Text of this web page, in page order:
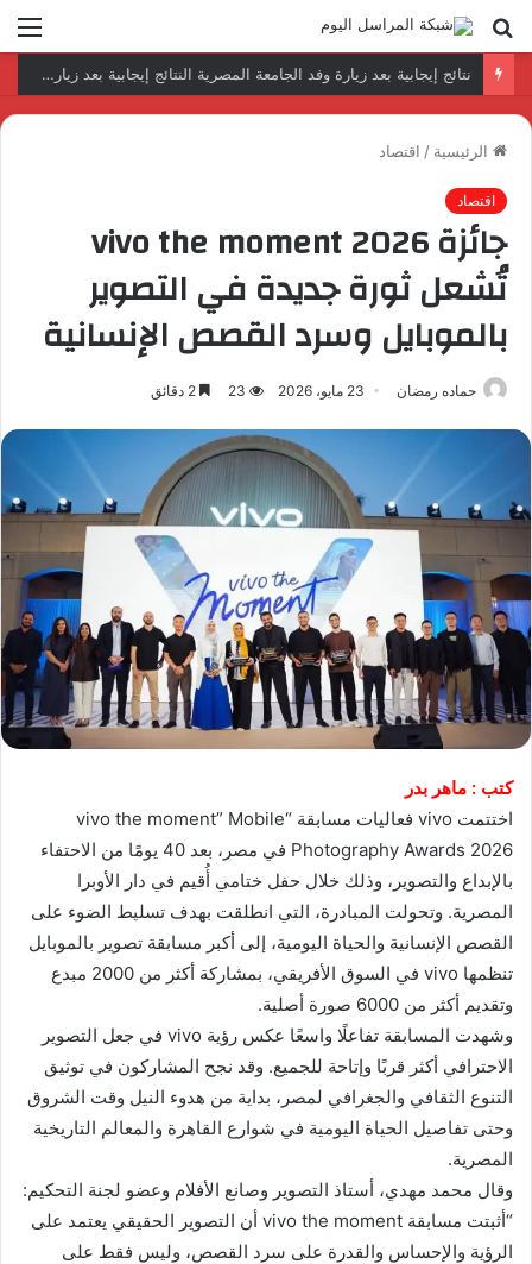
بحث
عن
رئيس المكتب التنفيذي للمجلس العربي للاختصاصات الصحية يبحث مع الأمين العام لجامعة الدول العربية تعزيز التعاون لتطوير النظم الصحية العربية
الرئيسية / اقتصاد
اقتصاد
جائزة vivo the moment 2026
تُشعل ثورة جديدة في التصوير
بالموبايل وسرد القصص الإنسانية
حماده رمضان 23 مايو، 2026 23
كتب : ماهر بدر
اختتمت vivo فعاليات مسابقة “vivo the moment” Mobile
Photography Awards 2026 في مصر، بعد 40 يومًا من الاحتفاء
بالإبداع والتصوير، وذلك خلال حفل ختامي أُقيم في دار الأوبرا
المصرية. وتحولت المبادرة، التي انطلقت بهدف تسليط الضوء على
القصص الإنسانية والحياة اليومية، إلى أكبر مسابقة تصوير بالموبايل
تنظمها vivo في السوق الأفريقي، بمشاركة أكثر من 2000 مبدع
وتقديم أكثر من 6000 صورة أصلية.
وشهدت المسابقة تفاعلًا واسعًا عكس رؤية vivo في جعل التصوير
الاحترافي أكثر قربًا وإتاحة للجميع. وقد نجح المشاركون في توثيق
التنوع الثقافي والجغرافي لمصر، بداية من هدوء النيل وقت الشروق
وحتى تفاصيل الحياة اليومية في شوارع القاهرة والمعالم التاريخية
المصرية.
وقال محمد مهدي، أستاذ التصوير وصانع الأفلام وعضو لجنة التحكيم:
“أثبتت مسابقة vivo the moment أن التصوير الحقيقي يعتمد على
الرؤية والإحساس والقدرة على سرد القصص، وليس فقط على